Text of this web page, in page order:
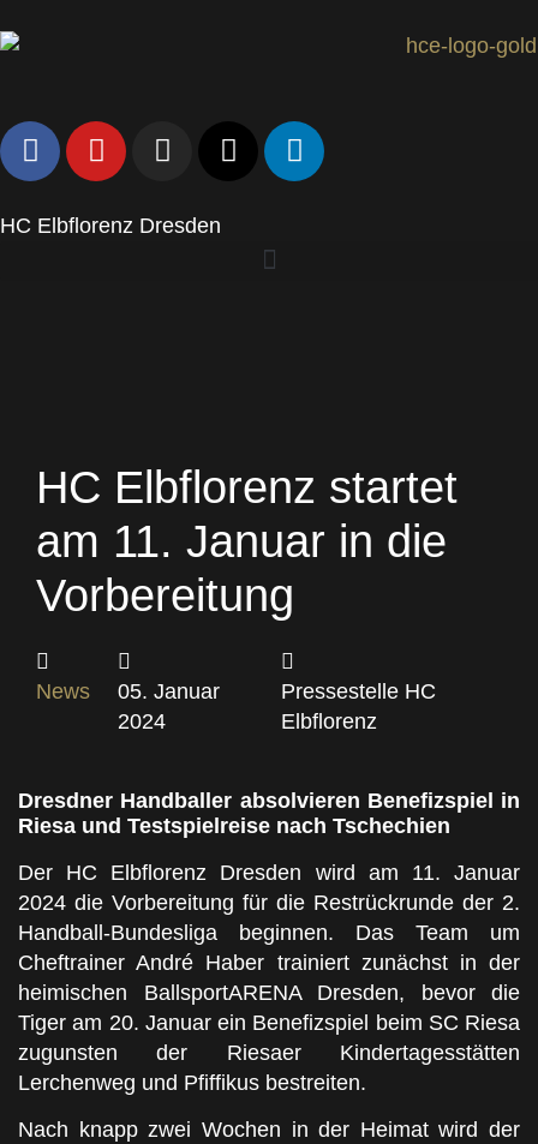
HC Elbflorenz Dresden
HC Elbflorenz startet
am 11. Januar in die
Vorbereitung
News
05. Januar
2024
Pressestelle HC
Elbflorenz
Dresdner Handballer absolvieren Benefizspiel in
Riesa und Testspielreise nach Tschechien
Der HC Elbflorenz Dresden wird am 11. Januar
2024 die Vorbereitung für die Restrückrunde der 2.
Handball-Bundesliga beginnen. Das Team um
Cheftrainer André Haber trainiert zunächst in der
heimischen BallsportARENA Dresden, bevor die
Tiger am 20. Januar ein Benefizspiel beim SC Riesa
zugunsten der Riesaer Kindertagesstätten
Lerchenweg und Pfiffikus bestreiten.
Nach knapp zwei Wochen in der Heimat wird der